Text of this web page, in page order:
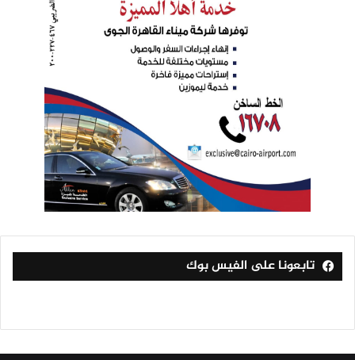
تابعونا على الفيس بوك